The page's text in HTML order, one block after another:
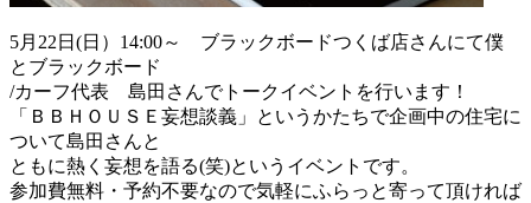
5月22日(日）14:00～ ブラックボードつくば店さんにて僕
とブラックボード
/カーフ代表 島田さんでトークイベントを行います！
「ＢＢＨＯＵＳＥ妄想談義」というかたちで企画中の住宅に
ついて島田さんと
ともに熱く妄想を語る(笑)というイベントです。
参加費無料・予約不要なので気軽にふらっと寄って頂ければ